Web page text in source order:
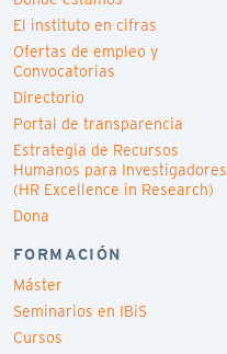
El instituto en cifras
Ofertas de empleo y
Convocatorias
Directorio
Portal de transparencia
Estrategia de Recursos
Humanos para Investigadores
(HR Excellence in Research)
Dona
FORMACIÓN
Máster
Seminarios en IBiS
Cursos